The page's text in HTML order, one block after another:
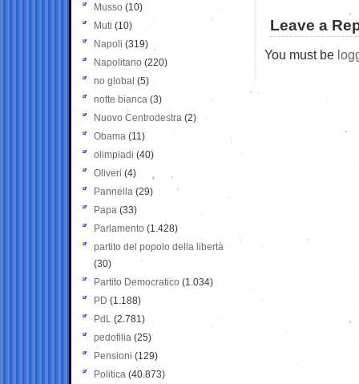
Leave a
You must be
Musso (10)
Muti (10)
Napoli (319)
Napolitano (220)
no global (5)
notte bianca (3)
Nuovo Centrodestra (2)
Obama (11)
olimpiadi (40)
Oliveri (4)
Pannella (29)
Papa (33)
Parlamento (1.428)
partito del popolo della libertà
(30)
Partito Democratico (1.034)
PD (1.188)
PdL (2.781)
pedofilia (25)
Pensioni (129)
Politica (40.873)